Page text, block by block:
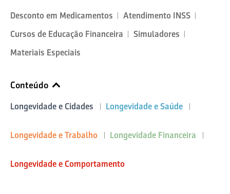
Desconto em Medicamentos
Atendimento INSS
Cursos de Educação Financeira
Simuladores
Materiais Especiais
Conteúdo
Longevidade e Cidades Longevidade e Saúde
Longevidade e Trabalho Longevidade Financeira
Longevidade e Comportamento